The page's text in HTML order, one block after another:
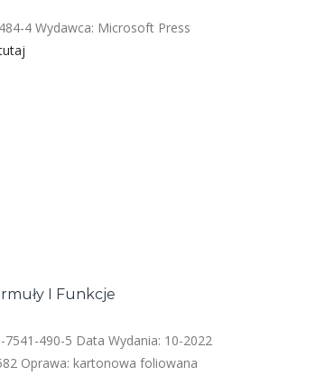
4 Wydawca: Microsoft Press
I Funkcje
490-5 Data Wydania: 10-2022
Oprawa: kartonowa foliowana